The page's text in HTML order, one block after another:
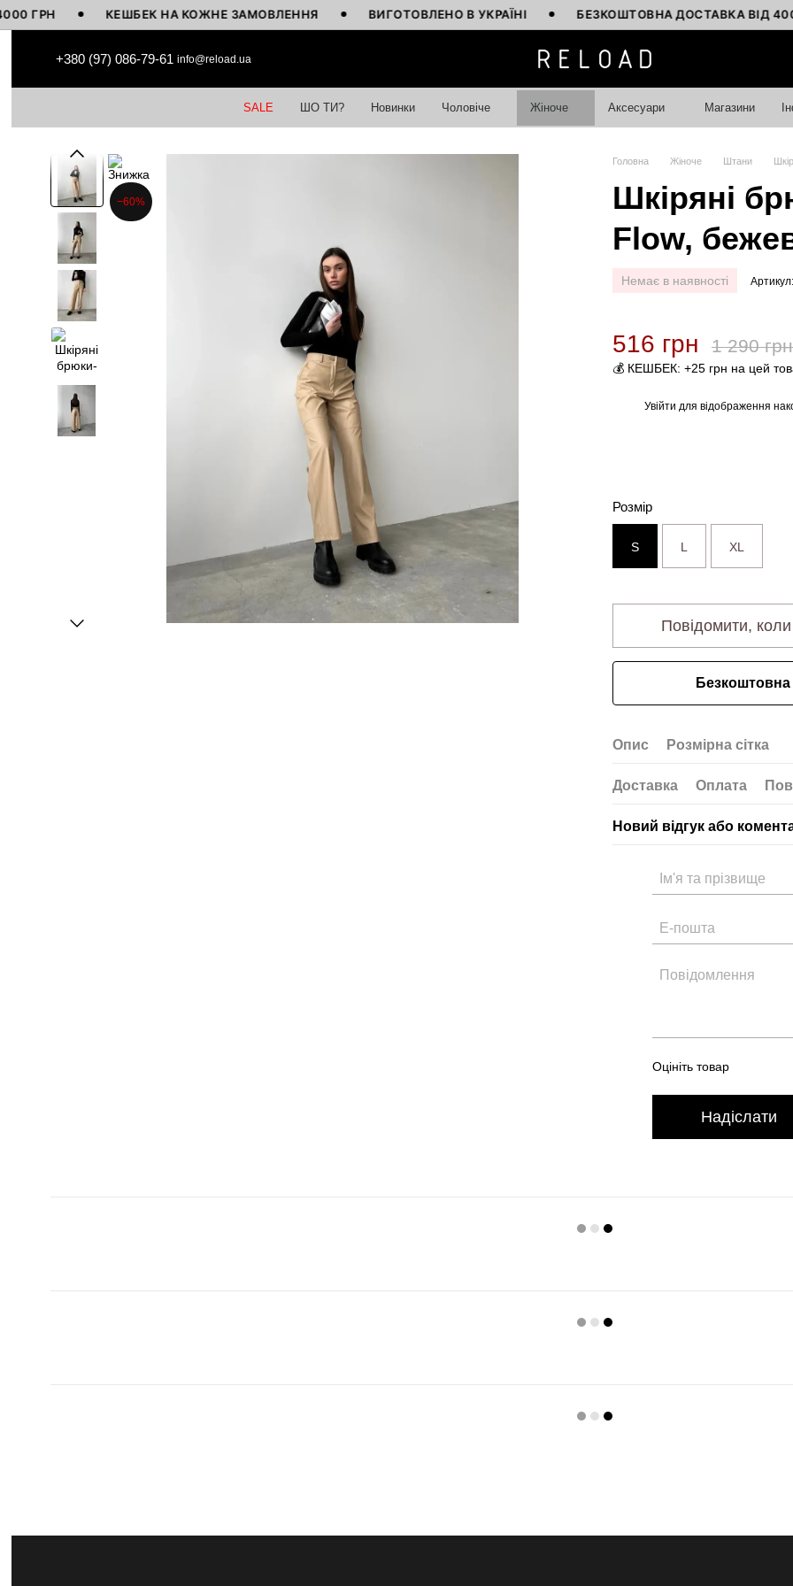
КЕШБЕК НА КОЖНЕ ЗАМОВЛЕННЯ ВИГОТОВЛЕНО В УКРАЇНІ БЕЗКОШТОВНА ДОСТАВКА ВІД 4000 ГРН
+380 (97) 086-79-61 info@reload.ua
SALE ШО ТИ? Новинки Чоловіче Жіноче Аксесуари Магазини
−60%
Головна Жіноче Штани
Шкіряні
Flow,
Немає в наявності
516 грн 1 290 грн
💰 КЕШБЕК: +25 грн на цей
Увійти для відображення
Розмір
S L XL
Повідомити, коли
Безкоштовна
Опис Розмірна сітка
Доставка Оплата
Новий відгук або
Оцініть товар
Надіслати